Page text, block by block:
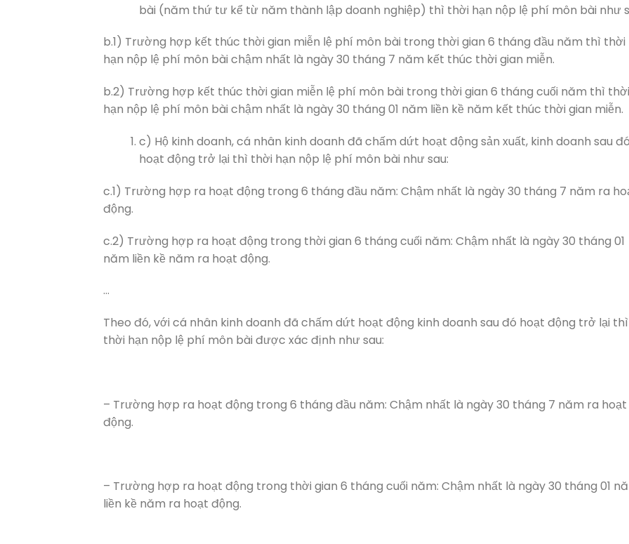
bài (năm thứ tư kể từ năm thành lập doanh nghiệp) thì thời hạn nộp lệ phí môn bài như
b.1) Trường hợp kết thúc thời gian miễn lệ phí môn bài trong thời gian 6 tháng đầu năm thì thời
hạn nộp lệ phí môn bài chậm nhất là ngày 30 tháng 7 năm kết thúc thời gian miễn.
b.2) Trường hợp kết thúc thời gian miễn lệ phí môn bài trong thời gian 6 tháng cuối năm thì thời
hạn nộp lệ phí môn bài chậm nhất là ngày 30 tháng 01 năm liền kề năm kết thúc thời gian miễn.
c) Hộ kinh doanh, cá nhân kinh doanh đã chấm dứt hoạt động sản xuất, kinh doanh sau
hoạt động trở lại thì thời hạn nộp lệ phí môn bài như sau:
c.1) Trường hợp ra hoạt động trong 6 tháng đầu năm: Chậm nhất là ngày 30 tháng 7 năm ra
động.
c.2) Trường hợp ra hoạt động trong thời gian 6 tháng cuối năm: Chậm nhất là ngày 30 tháng 01
năm liền kề năm ra hoạt động.
…
Theo đó, với cá nhân kinh doanh đã chấm dứt hoạt động kinh doanh sau đó hoạt động trở lại thì
thời hạn nộp lệ phí môn bài được xác định như sau:
– Trường hợp ra hoạt động trong 6 tháng đầu năm: Chậm nhất là ngày 30 tháng 7 năm ra hoạt
động.
– Trường hợp ra hoạt động trong thời gian 6 tháng cuối năm: Chậm nhất là ngày 30 tháng 01
liền kề năm ra hoạt động.